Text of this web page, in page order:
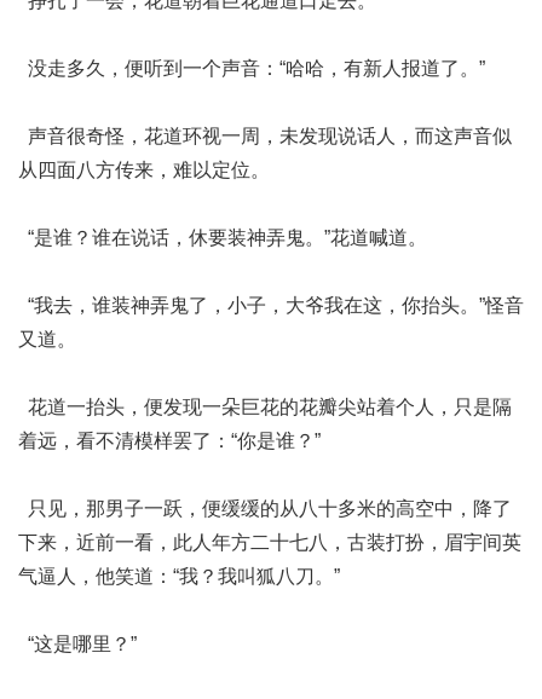
没走多久，便听到一个声音：“哈哈，有新人报道了。”
声音很奇怪，花道环视一周，未发现说话人，而这声音似
从四面八方传来，难以定位。
“是谁？谁在说话，休要装神弄鬼。”花道喊道。
“我去，谁装神弄鬼了，小子，大爷我在这，你抬头。”怪音
又道。
花道一抬头，便发现一朵巨花的花瓣尖站着个人，只是隔
着远，看不清模样罢了：“你是谁？”
只见，那男子一跃，便缓缓的从八十多米的高空中，降了
下来，近前一看，此人年方二十七八，古装打扮，眉宇间英
气逼人，他笑道：“我？我叫狐八刀。”
“这是哪里？”